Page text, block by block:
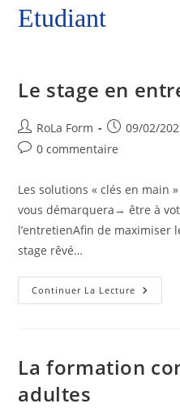
Etudiant
Le stage en
RoLa Form 09/02/
0 commentaire
Les solutions « clés en main
vous démarquera→ être à
l’entretienAfin de maximiser
stage rêvé…
Continuer La Lecture
La formation
adultes